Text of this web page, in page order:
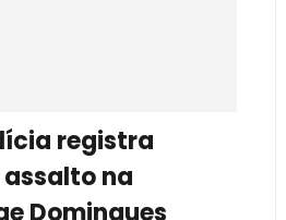
registra
na
Domingues